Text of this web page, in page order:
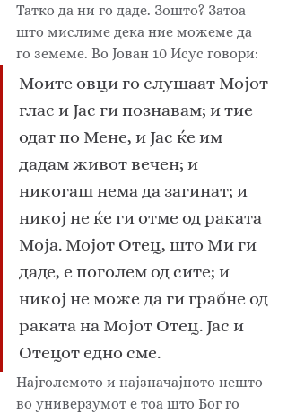
Татко да ни го даде. Зошто? Затоа
што мислиме дека ние можеме да
го земеме. Во Јован 10 Исус говори:
Моите овци го слушаат Мојот
глас и Јас ги познавам; и тие
одат по Мене, и Јас ќе им
дадам живот вечен; и
никогаш нема да загинат; и
никој не ќе ги отме од раката
Моја. Мојот Отец, што Ми ги
даде, е поголем од сите; и
никој не може да ги грабне од
раката на Мојот Отец. Јас и
Отецот едно сме.
Најголемото и најзначајното нешто
во универзумот е тоа што Бог го